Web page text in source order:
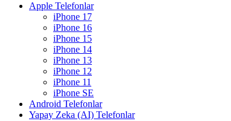
Apple Telefonlar
iPhone 17
iPhone 16
iPhone 15
iPhone 14
iPhone 13
iPhone 12
iPhone 11
iPhone SE
Android Telefonlar
Yapay Zeka (AI) Telefonlar